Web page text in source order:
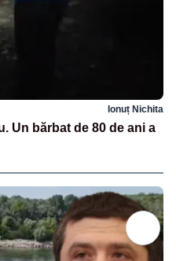
Ionuț Nichita
Un bărbat de 80 de ani a